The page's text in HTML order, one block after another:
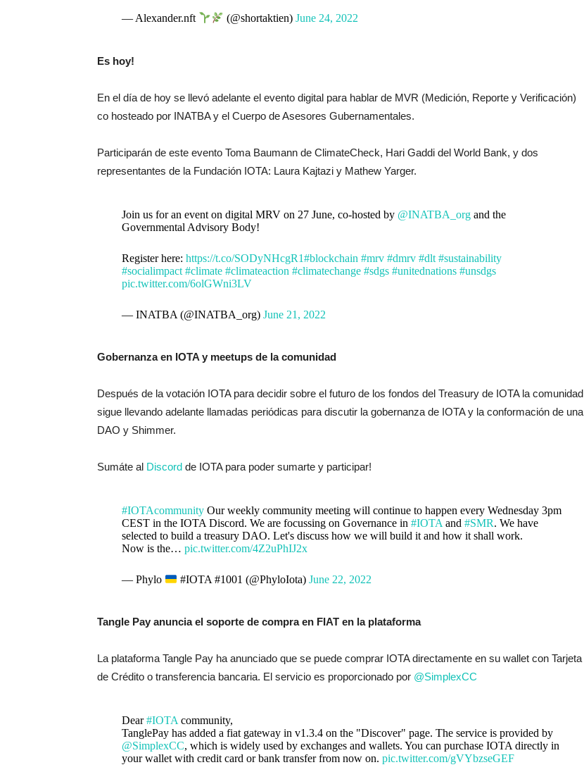
— Alexander.nft (@shortaktien)June 24, 2022
Es hoy!
En el día de hoy se llevó adelante el evento digital para hablar de MVR (Medición, Reporte y Verificación)
co hosteado por INATBA y el Cuerpo de Asesores Gubernamentales.
Participarán de este evento Toma Baumann de ClimateCheck, Hari Gaddi del World Bank, y dos
representantes de la Fundación IOTA: Laura Kajtazi y Mathew Yarger.
Join us for an event on digital MRV on 27 June, co-hosted by @INATBA_organd the
Governmental Advisory Body!
Register here: https://t.co/SODyNHcgR1#blockchain #mrv #dmrv #dlt #sustainability
#socialimpact #climate #climateaction #climatechange #sdgs #unitednations #unsdgs
pic.twitter.com/6olGWni3LV
— INATBA (@INATBA_org) June 21, 2022
Gobernanza en IOTA y meetups de la comunidad
Después de la votación IOTA para decidir sobre el futuro de los fondos del Treasury de IOTA la comunidad
sigue llevando adelante llamadas periódicas para discutir la gobernanza de IOTA y la conformación de una
DAO y Shimmer.
Sumáte al Discord de IOTA para poder sumarte y participar!
#IOTAcommunityOur weekly community meeting will continue to happen every Wednesday 3pm
CEST in the IOTA Discord. We are focussing on Governance in #IOTA and #SMR. We have
selected to build a treasury DAO. Let's discuss how we will build it and how it shall work.
Now is the… pic.twitter.com/4Z2uPhIJ2x
— Phylo #IOTA #1001 (@PhyloIota)June 22, 2022
Tangle Pay anuncia el soporte de compra en FIAT en la plataforma
La plataforma Tangle Pay ha anunciado que se puede comprar IOTA directamente en su wallet con Tarjeta
de Crédito o transferencia bancaria. El servicio es proporcionado por @SimplexCC
Dear#IOTA community,
TanglePay has added a fiat gateway in v1.3.4 on the "Discover" page. The service is provided by
@SimplexCC, which is widely used by exchanges and wallets. You can purchase IOTA directly in
your wallet with credit card or bank transfer from now on. pic.twitter.com/gVYbzseGEF